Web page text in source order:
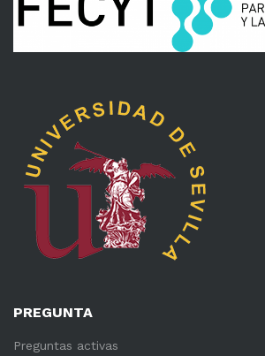
PREGUNTA
Preguntas activas